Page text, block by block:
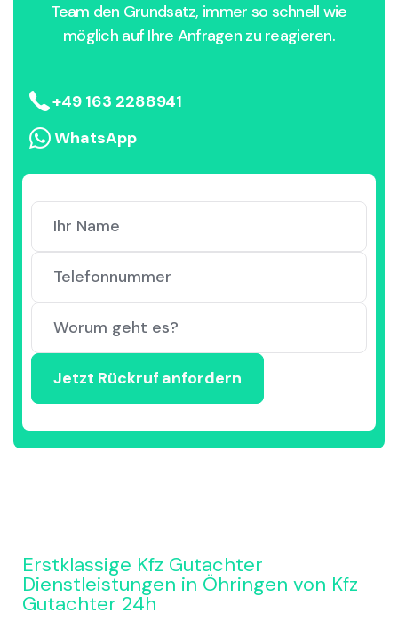
Team den Grundsatz, immer so schnell wie
möglich auf Ihre Anfragen zu reagieren.
+49 163 2288941
WhatsApp
Erstklassige Kfz Gutachter
Dienstleistungen in Öhringen von Kfz
Gutachter 24h